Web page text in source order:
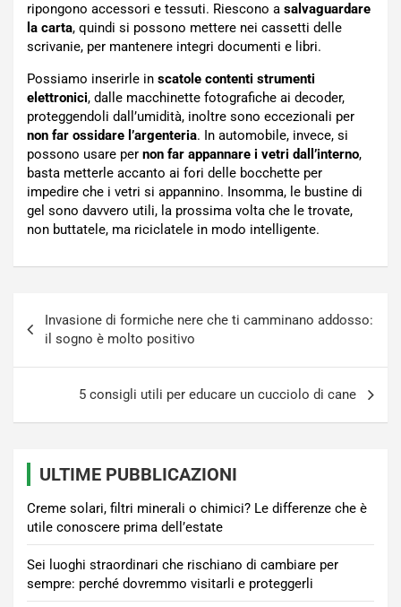
ripongono accessori e tessuti. Riescono a salvaguardare
la carta, quindi si possono mettere nei cassetti delle
scrivanie, per mantenere integri documenti e libri.
Possiamo inserirle in scatole contenti strumenti
elettronici, dalle macchinette fotografiche ai decoder,
proteggendoli dall’umidità, inoltre sono eccezionali per
non far ossidare l’argenteria. In automobile, invece, si
possono usare per non far appannare i vetri dall’interno,
basta metterle accanto ai fori delle bocchette per
impedire che i vetri si appannino. Insomma, le bustine di
gel sono davvero utili, la prossima volta che le trovate,
non buttatele, ma riciclatele in modo intelligente.
articoli
Invasione di formiche nere che ti camminano addosso:
il sogno è molto positivo
5 consigli utili per educare un cucciolo di cane
ULTIME PUBBLICAZIONI
Creme solari, filtri minerali o chimici? Le differenze che è
utile conoscere prima dell’estate
Sei luoghi straordinari che rischiano di cambiare per
sempre: perché dovremmo visitarli e proteggerli